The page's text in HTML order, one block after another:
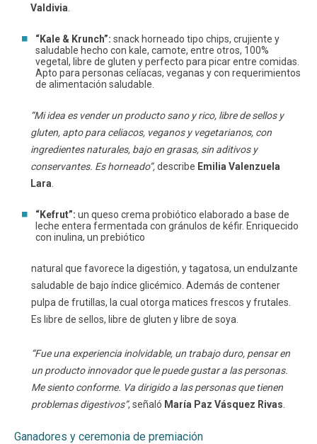
Valdivia
“Kale & Krunch”: snack horneado tipo chips, crujiente y
saludable hecho con kale, camote, entre otros, 100%
vegetal, libre de gluten y perfecto para picar entre comidas.
Apto para personas celíacas, veganas y con requerimientos
de alimentación saludable.
“Mi idea es vender un producto sano y rico, libre de sellos y
gluten, apto para celiacos, veganos y vegetarianos, con
ingredientes naturales, bajo en grasas, sin aditivos y
conservantes. Es horneado”,describe Emilia Valenzuela
Lara
“Kefrut”: un queso crema probiótico elaborado a base de
leche entera fermentada con gránulos de kéfir. Enriquecido
con inulina, un prebiótico
natural que favorece la digestión, y tagatosa, un endulzante
saludable de bajo índice glicémico. Además de contener
pulpa de frutillas, la cual otorga matices frescos y frutales.
Es libre de sellos, libre de gluten y libre de soya.
“Fue una experiencia inolvidable, un trabajo duro, pensar en
un producto innovador que le puede gustar a las personas.
Me siento conforme. Va dirigido a las personas que tienen
problemas digestivos”, señaló María Paz Vásquez Rivas
Ganadores y ceremonia de premiación